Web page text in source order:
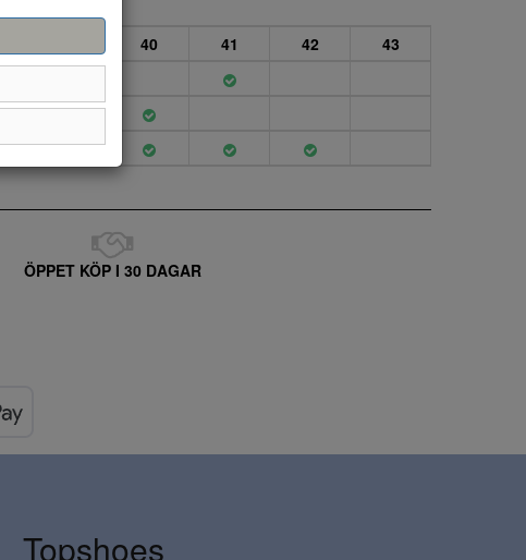
40 41 42
43
ÖPPET KÖP I 30 DAGAR
Topshoes